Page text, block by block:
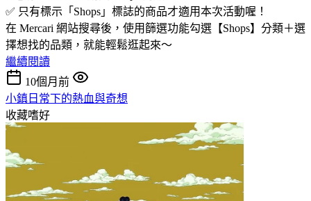
✅ 只有標示「Shops」標誌的商品才適用本次活動喔！
在 Mercari 網站搜尋後，使用篩選功能勾選【Shops】分類＋選
擇想找的品類，就能輕鬆逛起來～
繼續閱讀
10個月前
小鎮日常下的熱血與奇想
收藏嗜好